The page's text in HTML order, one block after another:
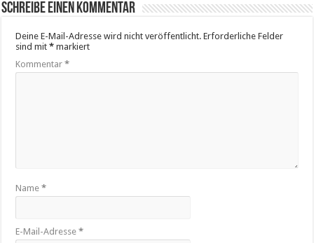
Schreibe einen Kommentar
Deine E-Mail-Adresse wird nicht veröffentlicht. Erforderliche Felder
sind mit* markiert
Kommentar*
Name*
E-Mail-Adresse*